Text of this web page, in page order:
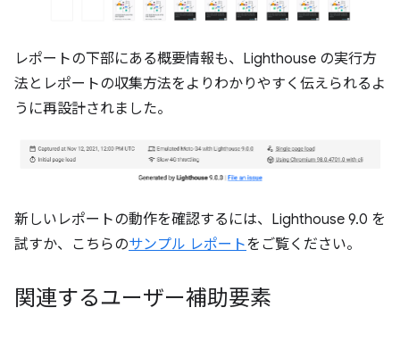
レポートの下部にある概要情報も、Lighthouse の実行方
法とレポートの収集方法をよりわかりやすく伝えられるよ
うに再設計されました。
新しいレポートの動作を確認するには、Lighthouse 9.0 を
試すか、こちらのサンプル レポートをご覧ください。
関連するユーザー補助要素